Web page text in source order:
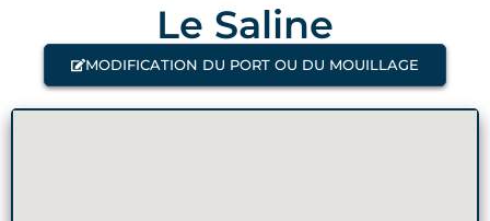
Le Saline
MODIFICATION DU PORT OU DU MOUILLAGE